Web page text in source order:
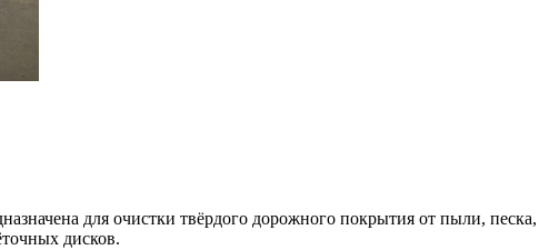
для очистки твёрдого дорожного покрытия от пыли,
дисков.